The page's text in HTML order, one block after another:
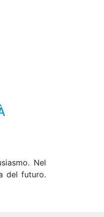
Nel
del futuro.